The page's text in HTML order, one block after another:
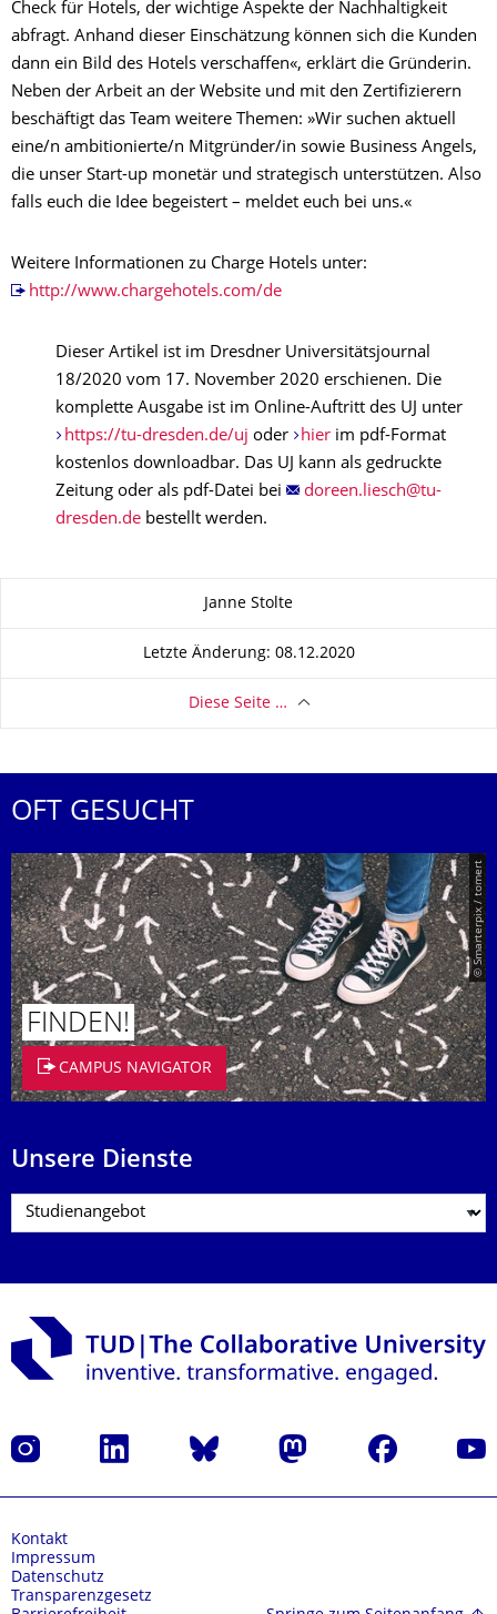
Check für Hotels, der wichtige Aspekte der Nachhaltigkeit
abfragt. Anhand dieser Einschätzung können sich die Kunden
dann ein Bild des Hotels verschaffen«, erklärt die Gründerin.
Neben der Arbeit an der Website und mit den Zertifizierern
beschäftigt das Team weitere Themen: »Wir suchen aktuell
eine/n ambitionierte/n Mitgründer/in sowie Business Angels,
die unser Start-up monetär und strategisch unterstützen. Also
falls euch die Idee begeistert – meldet euch bei uns.«
Weitere Informationen zu Charge Hotels unter:
http://www.chargehotels.com/de
Dieser Artikel ist im Dresdner Universitätsjournal
18/2020 vom 17. November 2020 erschienen. Die
komplette Ausgabe ist im Online-Auftritt des UJ unter
https://tu-dresden.de/uj oder hier im pdf-Format
kostenlos downloadbar. Das UJ kann als gedruckte
Zeitung oder als pdf-Datei bei
bestellt werden.
Janne Stolte
Letzte Änderung: 08.12.2020
Diese Seite …
OFT GESUCHT
© Smarterpix / tomert
FINDEN!
CAMPUS NAVIGATOR
Unsere Dienste
Instagram LinkedIn Bluesky Mastodon Facebook
Kontakt
Impressum
Datenschutz
Transparenzgesetz